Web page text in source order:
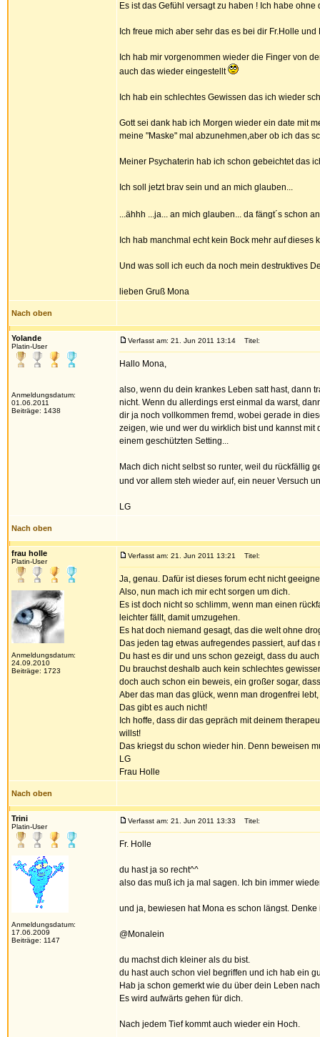
Es ist das Gefühl versagt zu haben ! Ich habe
Ich freue mich aber sehr das es bei dir Fr.Holle
Ich hab mir vorgenommen wieder die Finger von
auch das wieder eingestellt
Ich hab ein schlechtes Gewissen das ich wieder
Gott sei dank hab ich Morgen wieder ein date mit
meine "Maske" mal abzunehmen,aber ob ich das
Meiner Psychaterin hab ich schon gebeichtet das
Ich soll jetzt brav sein und an mich glauben...
...ähhh ...ja... an mich glauben... da fängt´s schon
Ich hab manchmal echt kein Bock mehr auf dieses
Und was soll ich euch da noch mein destruktives
lieben Gruß Mona
Nach oben
Yolande
Platin-User
Anmeldungsdatum:
01.06.2011
Beiträge: 1438
Verfasst am: 21. Jun 2011 13:14 Titel:
Hallo Mona,
also, wenn du dein krankes Leben satt hast, dann
nicht. Wenn du allerdings erst einmal da warst,
dir ja noch vollkommen fremd, wobei gerade in
zeigen, wie und wer du wirklich bist und kannst
einem geschützten Setting...
Mach dich nicht selbst so runter, weil du rückfällig
und vor allem steh wieder auf, ein neuer Versuch
LG
Nach oben
frau holle
Platin-User
Anmeldungsdatum:
24.09.2010
Beiträge: 1723
Verfasst am: 21. Jun 2011 13:21 Titel:
Ja, genau. Dafür ist dieses forum echt nicht
Also, nun mach ich mir echt sorgen um dich.
Es ist doch nicht so schlimm, wenn man einen
leichter fällt, damit umzugehen.
Es hat doch niemand gesagt, das die welt ohne
Das jeden tag etwas aufregendes passiert, auf
Du hast es dir und uns schon gezeigt, dass du
Du brauchst deshalb auch kein schlechtes
doch auch schon ein beweis, ein großer sogar,
Aber das man das glück, wenn man drogenfrei
Das gibt es auch nicht!
Ich hoffe, dass dir das gepräch mit deinem
willst!
Das kriegst du schon wieder hin. Denn beweisen
LG
Frau Holle
Nach oben
Trini
Platin-User
Anmeldungsdatum:
17.06.2009
Beiträge: 1147
Verfasst am: 21. Jun 2011 13:33 Titel:
Fr. Holle
du hast ja so recht^^
also das muß ich ja mal sagen. Ich bin immer
und ja, bewiesen hat Mona es schon längst. Denke
@Monalein
du machst dich kleiner als du bist.
du hast auch schon viel begriffen und ich hab ein
Hab ja schon gemerkt wie du über dein Leben
Es wird aufwärts gehen für dich.
Nach jedem Tief kommt auch wieder ein Hoch.